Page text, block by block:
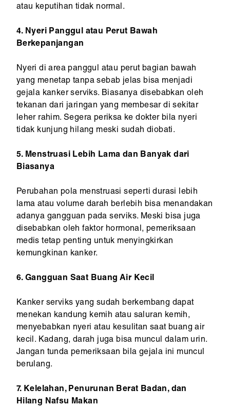
atau keputihan tidak normal.
4. Nyeri Panggul atau Perut Bawah
Berkepanjangan
Nyeri di area panggul atau perut bagian bawah
yang menetap tanpa sebab jelas bisa menjadi
gejala kanker serviks. Biasanya disebabkan oleh
tekanan dari jaringan yang membesar di sekitar
leher rahim. Segera periksa ke dokter bila nyeri
tidak kunjung hilang meski sudah diobati.
5. Menstruasi Lebih Lama dan Banyak dari
Biasanya
Perubahan pola menstruasi seperti durasi lebih
lama atau volume darah berlebih bisa menandakan
adanya gangguan pada serviks. Meski bisa juga
disebabkan oleh faktor hormonal, pemeriksaan
medis tetap penting untuk menyingkirkan
kemungkinan kanker.
6. Gangguan Saat Buang Air Kecil
Kanker serviks yang sudah berkembang dapat
menekan kandung kemih atau saluran kemih,
menyebabkan nyeri atau kesulitan saat buang air
kecil. Kadang, darah juga bisa muncul dalam urin.
Jangan tunda pemeriksaan bila gejala ini muncul
berulang.
7. Kelelahan, Penurunan Berat Badan, dan
Hilang Nafsu Makan